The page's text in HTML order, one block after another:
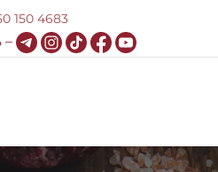
150 4683
–
Блог Контакти